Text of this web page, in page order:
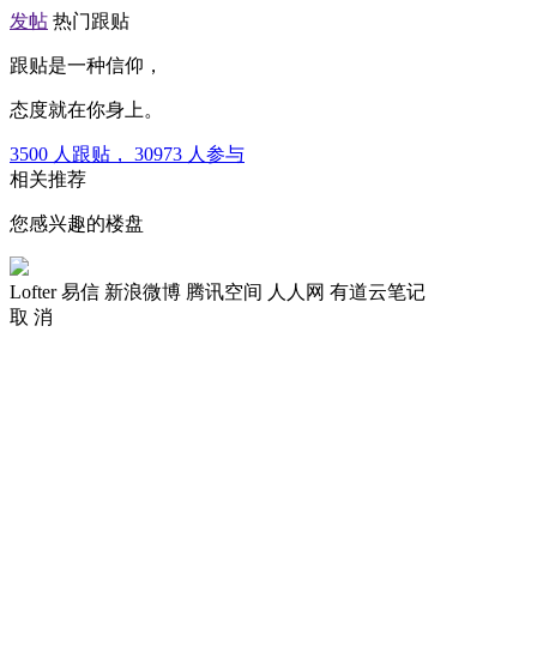
发帖 热门跟贴
跟贴是一种信仰，
态度就在你身上。
3500 人跟贴， 30973 人参与
相关推荐
您感兴趣的楼盘
Lofter 易信 新浪微博 腾讯空间 人人网 有道云笔记
取 消